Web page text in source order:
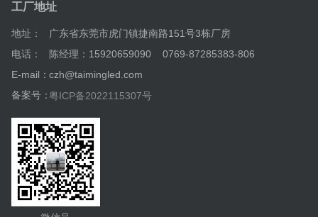
工厂地址
地址：
广东省东莞市虎门镇捷南路151号3栋厂房
电话：
陈经理：15920659090 0769-87285383-806
E-mail：czh@taimingled.com
备案号：粤ICP备2022115307号